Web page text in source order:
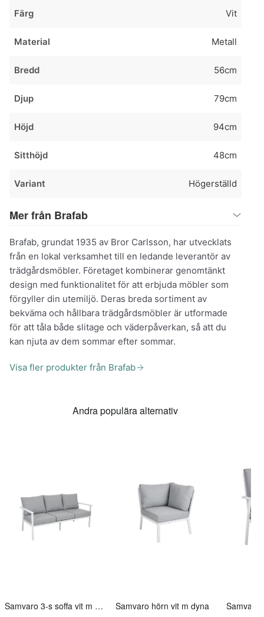
Färg Vit
Material Metall
Bredd 56cm
Djup 79cm
Höjd 94cm
Sitthöjd 48cm
Variant Högerställd
Mer från Brafab
Brafab, grundat 1935 av Bror Carlsson, har utvecklats
från en lokal verksamhet till en ledande leverantör av
trädgårdsmöbler. Företaget kombinerar genomtänkt
design med funktionalitet för att erbjuda möbler som
förgyller din utemiljö. Deras breda sortiment av
bekväma och hållbara trädgårdsmöbler är utformade
för att tåla både slitage och väderpåverkan, så att du
kan njuta av dem sommar efter sommar.
Visa fler produkter från Brafab
Andra populära alternativ
Samvaro 3-s soffa vit m dyna Samvaro hörn vit m dyna